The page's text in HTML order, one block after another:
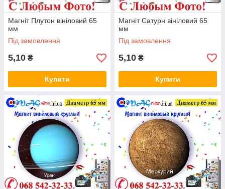
Магніт Плутон вініловий 65
мм
Під замовлення
5,10 ₴
Купити
Магніт Сатурн вініловий 65
мм
Під замовлення
5,10 ₴
Купити